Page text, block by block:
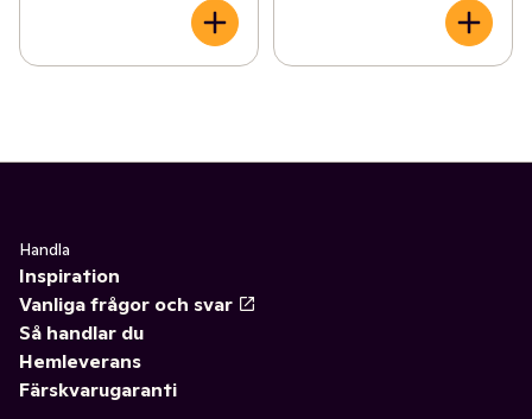
Handla
Inspiration
Vanliga frågor och svar
Så handlar du
Hemleverans
Färskvarugaranti